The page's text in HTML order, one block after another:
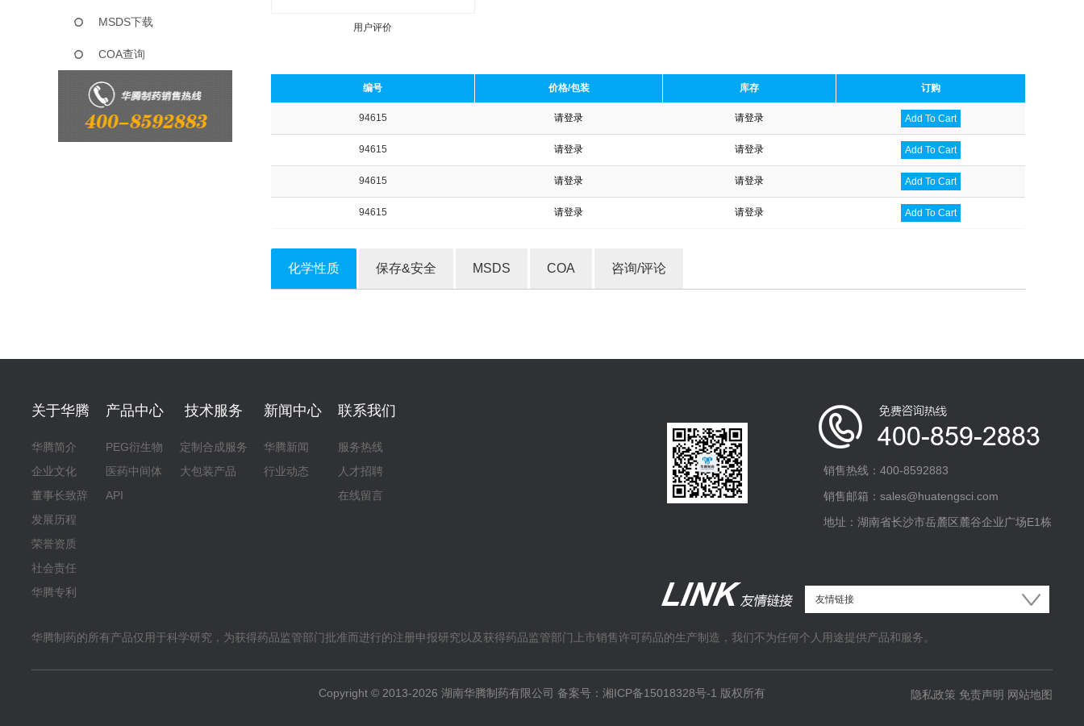
MSDS下载
COA查询
用户评价
收藏产品
编号 价格/包装 库存 订购
94615 请登录 请登录 Add To Cart
94615 请登录 请登录 Add To Cart
94615 请登录 请登录 Add To Cart
94615 请登录 请登录 Add To Cart
化学性质 保存&安全 MSDS COA 咨询/评论
关于华腾
华腾简介
企业文化
董事长致辞
发展历程
荣誉资质
社会责任
华腾专利
产品中心
PEG衍生物
医药中间体
API
技术服务
定制合成服务
大包装产品
新闻中心
华腾新闻
行业动态
联系我们
服务热线
人才招聘
在线留言
销售热线：400-8592883
销售邮箱：sales@huatengsci.com
地址：湖南省长沙市岳麓区麓谷企业广场E1栋
华腾制药的所有产品仅用于科学研究，为获得药品监管部门批准而进行的注册申报研究以及获得药品监管部门上市销售许可药品的生产制造，我们不为任何个人用途提供产品和服务。
Copyright © 2013-2026 湖南华腾制药有限公司 备案号： 湘ICP备15018328号-1 版权所有 隐私政策 免责声明 网站地图